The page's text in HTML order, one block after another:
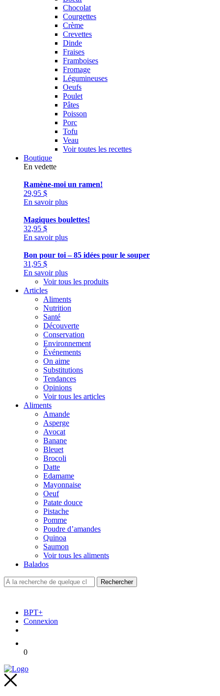
Chocolat
Courgettes
Crème
Crevettes
Dinde
Fraises
Framboises
Fromage
Légumineuses
Oeufs
Poulet
Pâtes
Poisson
Porc
Tofu
Veau
Voir toutes les recettes
Boutique
En vedette
Ramène-moi un ramen!
29,95 $
En savoir plus
Magiques boulettes!
32,95 $
En savoir plus
Bon pour toi – 85 idées pour le souper
31,95 $
En savoir plus
Voir tous les produits
Articles
Aliments
Nutrition
Santé
Découverte
Conservation
Environnement
Événements
On aime
Substitutions
Tendances
Opinions
Voir tous les articles
Aliments
Amande
Asperge
Avocat
Banane
Bleuet
Brocoli
Datte
Edamame
Mayonnaise
Oeuf
Patate douce
Pistache
Pomme
Poudre d’amandes
Quinoa
Saumon
Voir tous les aliments
Balados
BPT+
Connexion
0